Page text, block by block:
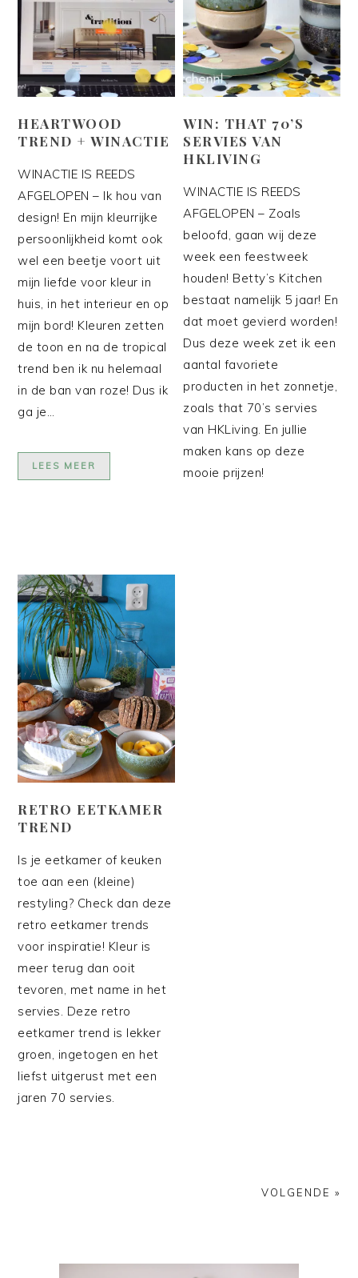
HEARTWOOD
TREND + WINACTIE
WINACTIE IS REEDS
AFGELOPEN – Ik hou van
design! En mijn kleurrijke
persoonlijkheid komt ook
wel een beetje voort uit
mijn liefde voor kleur in
huis, in het interieur en op
mijn bord! Kleuren zetten
de toon en na de tropical
trend ben ik nu helemaal
in de ban van roze! Dus ik
ga je…
LEES MEER
WIN: THAT 70’S
SERVIES VAN
HKLIVING
WINACTIE IS REEDS
AFGELOPEN – Zoals
beloofd, gaan wij deze
week een feestweek
houden! Betty’s Kitchen
bestaat namelijk 5 jaar! En
dat moet gevierd worden!
Dus deze week zet ik een
aantal favoriete
producten in het zonnetje,
zoals that 70’s servies
van HKLiving. En jullie
maken kans op deze
mooie prijzen!
RETRO EETKAMER
TREND
Is je eetkamer of keuken
toe aan een (kleine)
restyling? Check dan deze
retro eetkamer trends
voor inspiratie! Kleur is
meer terug dan ooit
tevoren, met name in het
servies. Deze retro
eetkamer trend is lekker
groen, ingetogen en het
liefst uitgerust met een
jaren 70 servies.
VOLGENDE »